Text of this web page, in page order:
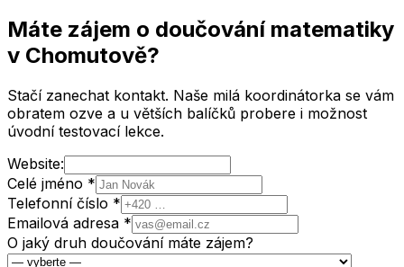
Máte zájem o doučování matematiky
v Chomutově?
Stačí zanechat kontakt. Naše milá koordinátorka se vám
obratem ozve a u větších balíčků probere i možnost
úvodní testovací lekce.
Website:
Celé jméno *
Telefonní číslo *
Emailová adresa *
O jaký druh doučování máte zájem?